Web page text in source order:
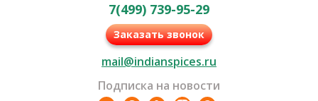
7(499) 739-95-29
Заказать звонок
mail@indianspices.ru
Подписка на новости